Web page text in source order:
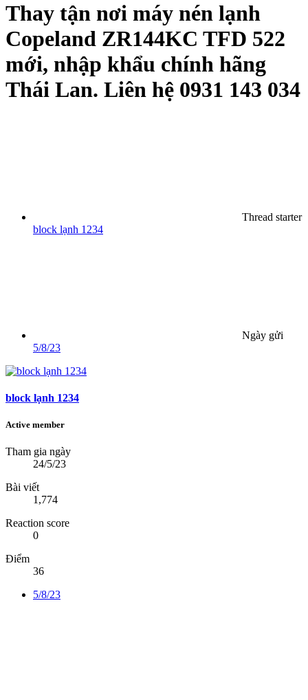
Thay tận nơi máy nén lạnh
Copeland ZR144KC TFD 522
mới, nhập khẩu chính hãng
Thái Lan. Liên hệ 0931 143 034
Thread starter
block lạnh 1234
Ngày gửi
5/8/23
block lạnh 1234
Active member
Tham gia ngày
24/5/23
Bài viết
1,774
Reaction score
0
Điểm
36
5/8/23